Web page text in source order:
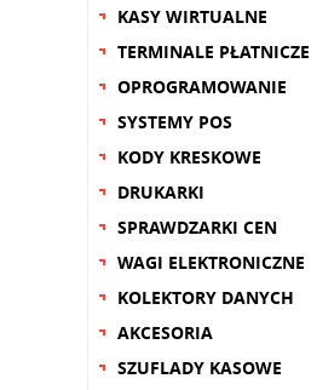
KASY WIRTUALNE
TERMINALE PŁATNICZE
OPROGRAMOWANIE
SYSTEMY POS
KODY KRESKOWE
DRUKARKI
SPRAWDZARKI CEN
WAGI ELEKTRONICZNE
KOLEKTORY DANYCH
AKCESORIA
SZUFLADY KASOWE